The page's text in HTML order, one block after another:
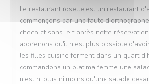
Le restaurant rosette est un restaurant
commençons par une faute
chocolat sans le t après notre
apprenons qu'il n'est plus possible
les filles cuisine ferment dans un quart
commandons un plat ma femme une
n'est ni plus ni moins qu'une salade